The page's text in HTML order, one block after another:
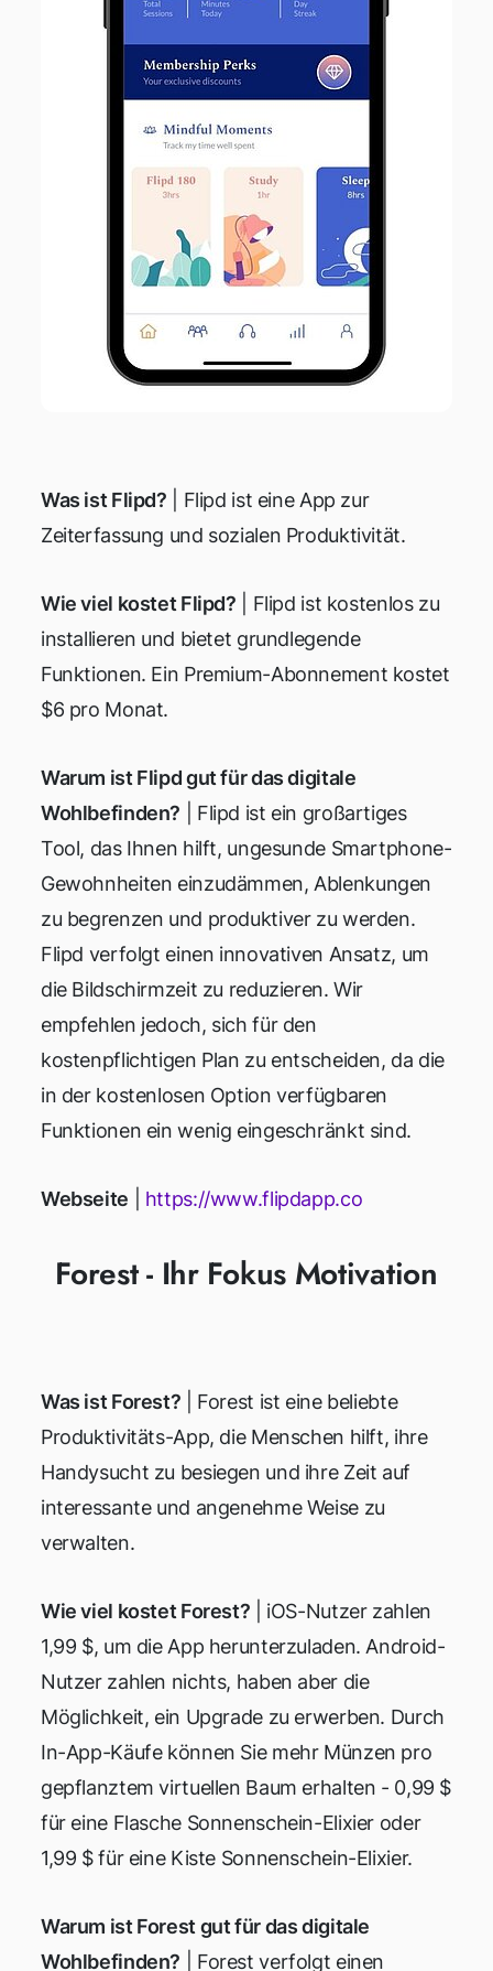
Was ist Flipd? | Flipd ist eine App zur
Zeiterfassung und sozialen Produktivität.
Wie viel kostet Flipd? | Flipd ist kostenlos zu
installieren und bietet grundlegende
Funktionen. Ein Premium-Abonnement kostet
$6 pro Monat.
Warum ist Flipd gut für das digitale
Wohlbefinden? | Flipd ist ein großartiges
Tool, das Ihnen hilft, ungesunde Smartphone-
Gewohnheiten einzudämmen, Ablenkungen
zu begrenzen und produktiver zu werden.
Flipd verfolgt einen innovativen Ansatz, um
die Bildschirmzeit zu reduzieren. Wir
empfehlen jedoch, sich für den
kostenpflichtigen Plan zu entscheiden, da die
in der kostenlosen Option verfügbaren
Funktionen ein wenig eingeschränkt sind.
Webseite https://www.flipdapp.co
Forest - Ihr Fokus Motivation
Was ist Forest? | Forest ist eine beliebte
Produktivitäts-App, die Menschen hilft, ihre
Handysucht zu besiegen und ihre Zeit auf
interessante und angenehme Weise zu
verwalten.
Wie viel kostet Forest? | iOS-Nutzer zahlen
1,99 $, um die App herunterzuladen. Android-
Nutzer zahlen nichts, haben aber die
Möglichkeit, ein Upgrade zu erwerben. Durch
In-App-Käufe können Sie mehr Münzen pro
gepflanztem virtuellen Baum erhalten - 0,99 $
für eine Flasche Sonnenschein-Elixier oder
1,99 $ für eine Kiste Sonnenschein-Elixier.
Warum ist Forest gut für das digitale
Wohlbefinden? | Forest verfolgt einen